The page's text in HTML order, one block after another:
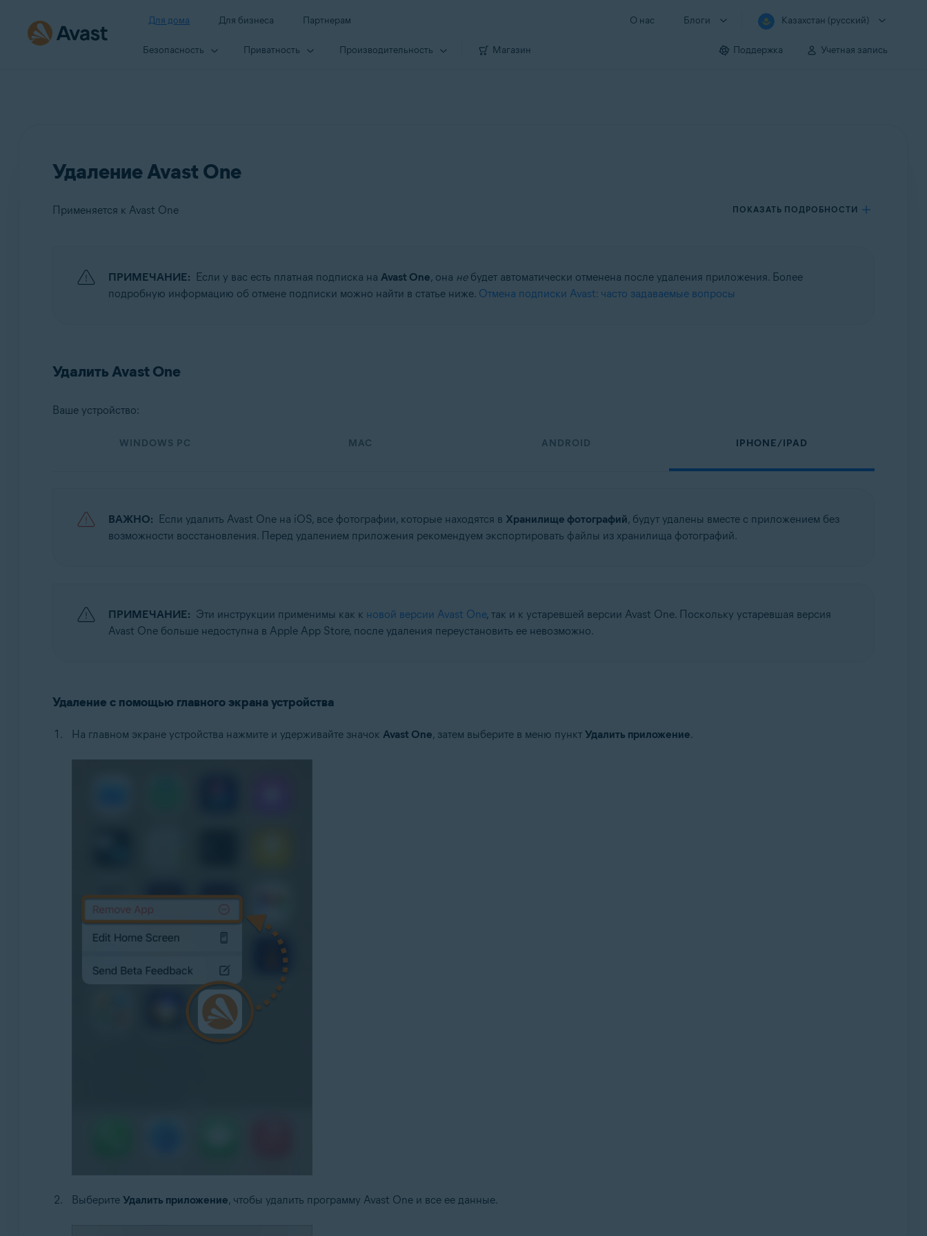
Для дома Для бизнеса Партнерам О нас Блоги Казахстан (русский)
Безопасность Приватность Производи­тельность Магазин Поддержка Учетная запись
Удаление Avast One
Применяется к Avast One ПОКАЗАТЬ ПОДРОБНОСТИ
Avast One
ПРИМЕЧАНИЕ: Если у вас есть платная подписка на Avast One, она небудет автоматически отменена после удаления приложения. Более
подробную информацию об отмене подписки можно найти в статье ниже. Отмена подписки Avast: часто задаваемые вопросы
Удалить Avast One
Ваше устройство:
WINDOWS PC MAC ANDROID IPHONE/IPAD
ВАЖНО: Если удалить Avast One на iOS, все фотографии, которые находятся в Хранилище фотографий, будут удалены вместе с приложением без
возможности восстановления. Перед удалением приложения рекомендуем экспортировать файлы из хранилища фотографий.
ПРИМЕЧАНИЕ: Эти инструкции применимы как к новой версии Avast One, так и к устаревшей версии Avast One. Поскольку устаревшая версия
Avast One больше недоступна в Apple App Store, после удаления переустановить ее невозможно.
Удаление с помощью главного экрана устройства
На главном экране устройства нажмите и удерживайте значок Avast One, затем выберите в меню пункт Удалить приложение.
Выберите Удалить приложение, чтобы удалить программу Avast One и все ее данные.